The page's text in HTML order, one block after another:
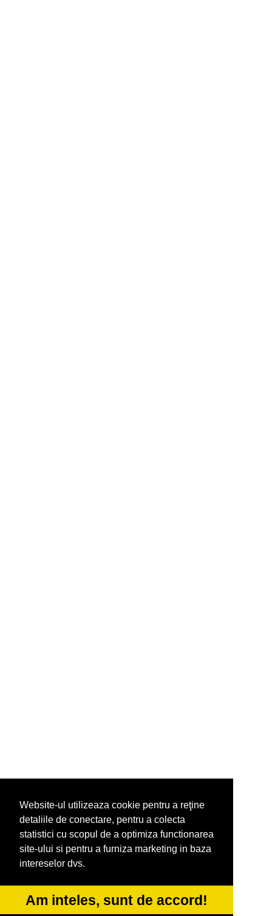
Website-ul utilizeaza cookie pentru a reţine
detaliile de conectare, pentru a colecta
statistici cu scopul de a optimiza functionarea
site-ului si pentru a furniza marketing in baza
intereselor dvs.
Am inteles, sunt de accord!